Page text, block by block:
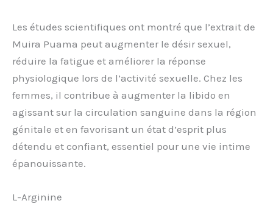
Les études scientifiques ont montré que l’extrait de
Muira Puama peut augmenter le désir sexuel,
réduire la fatigue et améliorer la réponse
physiologique lors de l’activité sexuelle. Chez les
femmes, il contribue à augmenter la libido en
agissant sur la circulation sanguine dans la région
génitale et en favorisant un état d’esprit plus
détendu et confiant, essentiel pour une vie intime
épanouissante.
L-Arginine